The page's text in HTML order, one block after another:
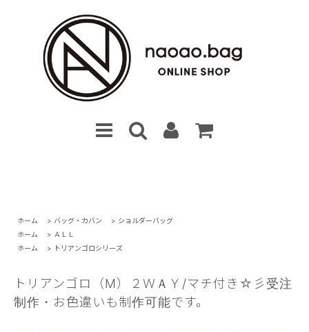
ホーム > バッグ・カバン > ショルダーバッグ
ホーム
> ＡＬＬ
ホーム
> トリアンゴロシリーズ
トリアンゴロ（M）２ＷＡＹ/マチ付き☆彡受注
制作・お色違いも制作可能です。